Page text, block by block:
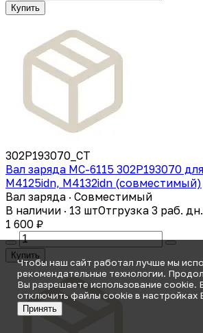
Купить
302P193070_CT
Вал заряда MC-6115 302P193070
M4125idn, M4132idn (совместимый)
Вал заряда · Совместимый
В наличии · 13 штОтгрузка 3 раб. дн.
1 600 ₽
Купить
Чтобы наш сайт работал лучше мы
рекомендательные технологии.
Вы разрешаете использование cookie.
отключить файлы cookie в настройках
Принять